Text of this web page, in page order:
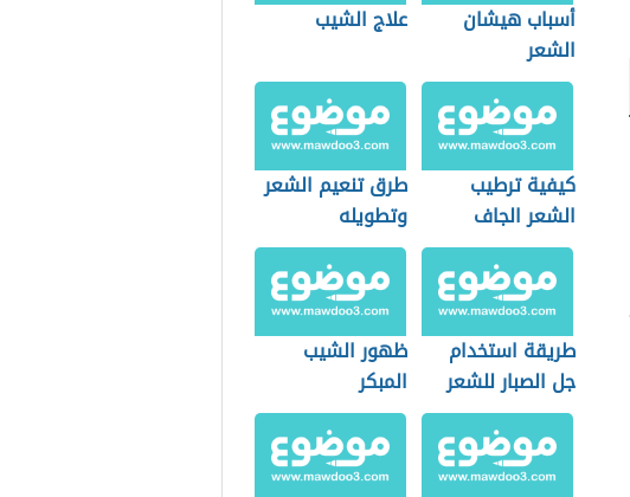
أسباب هيشان
الشعر
علاج الشيب
كيفية ترطيب
الشعر الجاف
طرق تنعيم الشعر
وتطويله
طريقة استخدام
جل الصبار للشعر
ظهور الشيب
المبكر